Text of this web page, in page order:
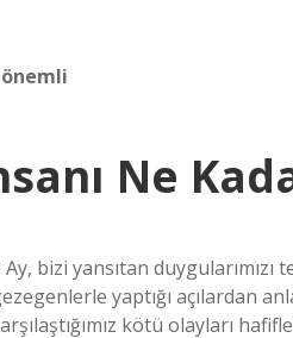
Ne
bizi yansıtan
yaptığı açılardan
kötü olayları